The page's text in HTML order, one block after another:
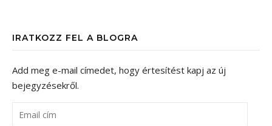
IRATKOZZ FEL A BLOGRA
Add meg e-mail címedet, hogy értesítést kapj az új
bejegyzésekről.
Email cím